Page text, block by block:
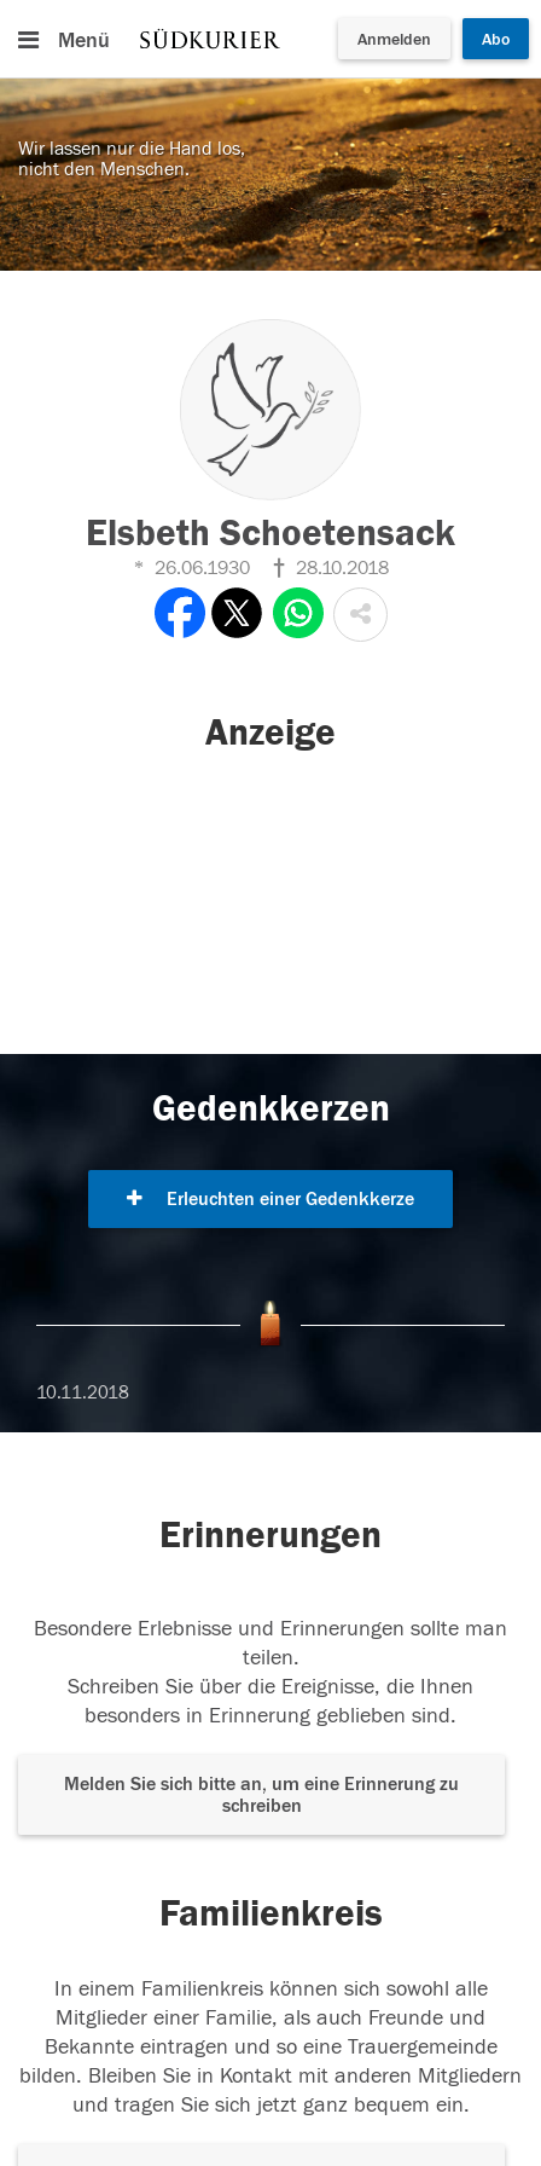
Menü Anmelden Abo
Wir lassen nur die Hand los,
nicht den Menschen.
Elsbeth Schoetensack
26.06.1930 28.10.2018
Anzeige
Gedenkkerzen
Erleuchten einer Gedenkkerze
10.11.2018
Erinnerungen
Besondere Erlebnisse und Erinnerungen sollte man
teilen.
Schreiben Sie über die Ereignisse, die Ihnen
besonders in Erinnerung geblieben sind.
Melden Sie sich bitte an, um eine Erinnerung zu
schreiben
Familienkreis
In einem Familienkreis können sich sowohl alle
Mitglieder einer Familie, als auch Freunde und
Bekannte eintragen und so eine Trauergemeinde
bilden. Bleiben Sie in Kontakt mit anderen Mitgliedern
und tragen Sie sich jetzt ganz bequem ein.